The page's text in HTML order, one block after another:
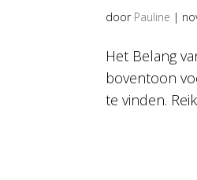
door Pauline |
Het Belang
boventoon
te vinden.